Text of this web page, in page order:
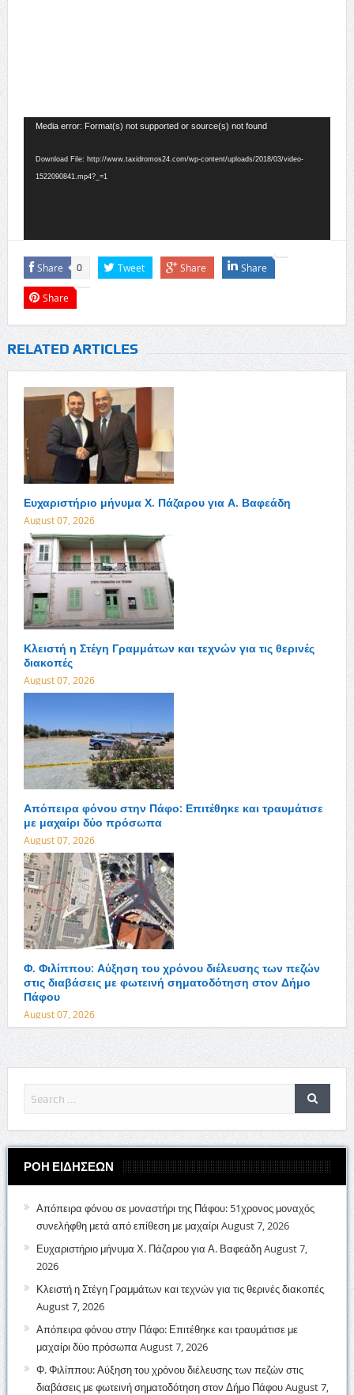
Video
Media error: Format(s) not supported or source(s) not found
Download File: http://www.taxidromos24.com/wp-content/uploads/2018/03/video-
1522090841.mp4?_=1
Share 0 Tweet Share Share
Share
RELATED ARTICLES
Ευχαριστήριο μήνυμα Χ. Πάζαρου για Α. Βαφεάδη
August 07, 2026
Κλειστή η Στέγη Γραμμάτων και τεχνών για τις θερινές
διακοπές
August 07, 2026
Απόπειρα φόνου στην Πάφο: Επιτέθηκε και τραυμάτισε
με μαχαίρι δύο πρόσωπα
August 07, 2026
Φ. Φιλίππου: Αύξηση του χρόνου διέλευσης των πεζών
στις διαβάσεις με φωτεινή σηματοδότηση στον Δήμο
Πάφου
August 07, 2026
ΡΟΗ ΕΙΔΗΣΕΩΝ
Απόπειρα φόνου σε μοναστήρι της Πάφου: 51χρονος μοναχός
συνελήφθη μετά από επίθεση με μαχαίρι August 7, 2026
Ευχαριστήριο μήνυμα Χ. Πάζαρου για Α. ΒαφεάδηAugust 7,
2026
Κλειστή η Στέγη Γραμμάτων και τεχνών για τις θερινές διακοπές
August 7, 2026
Απόπειρα φόνου στην Πάφο: Επιτέθηκε και τραυμάτισε με
μαχαίρι δύο πρόσωπα August 7, 2026
Φ. Φιλίππου: Αύξηση του χρόνου διέλευσης των πεζών στις
διαβάσεις με φωτεινή σηματοδότηση στον Δήμο ΠάφουAugust 7,